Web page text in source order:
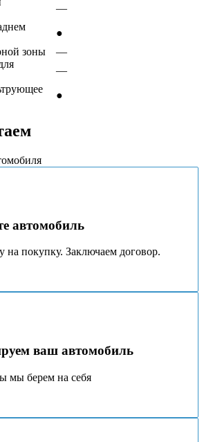
—
●
зоны
—
—
●
автомобиль
на покупку. Заключаем договор.
ваш автомобиль
мы берeм на себя